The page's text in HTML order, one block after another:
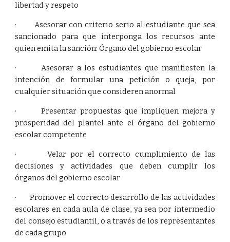
libertad y respeto
· Asesorar con criterio serio al estudiante que sea
sancionado para que interponga los recursos ante
quien emita la sanción: Órgano del gobierno escolar
· Asesorar a los estudiantes que manifiesten la
intención de formular una petición o queja, por
cualquier situación que consideren anormal
· Presentar propuestas que impliquen mejora y
prosperidad del plantel ante el órgano del gobierno
escolar competente
· Velar por el correcto cumplimiento de las
decisiones y actividades que deben cumplir los
órganos del gobierno escolar
· Promover el correcto desarrollo de las actividades
escolares en cada aula de clase, ya sea por intermedio
del consejo estudiantil, o a través de los representantes
de cada grupo